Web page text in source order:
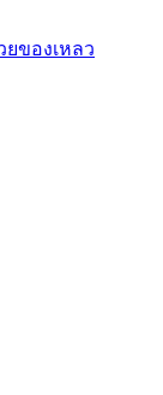
ยของเหลว